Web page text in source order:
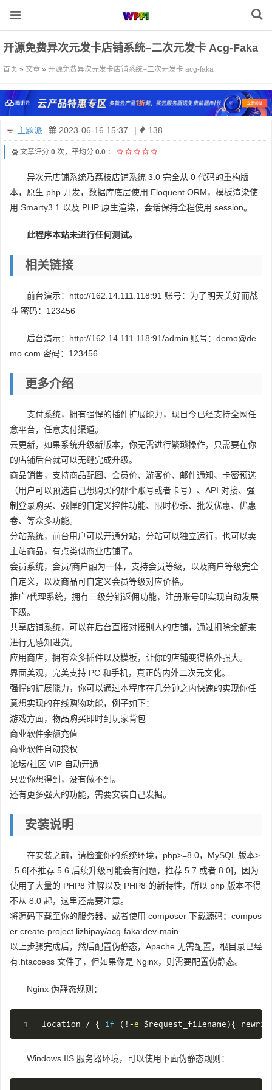
开源免费异次元发卡店铺系统–二次元发卡 Acg-Faka
首页 » 文章 » 开源免费异次元发卡店铺系统–二次元发卡 acg-faka
主题派 2023-06-16 15:37 | 138
文章评分 0 次，平均分 0.0 ：
异次元店铺系统乃荔枝店铺系统 3.0 完全从 0 代码的重构版
本，原生 php 开发，数据库底层使用 Eloquent ORM，模板渲染使
用 Smarty3.1 以及 PHP 原生渲染，会话保持全程使用 session。
此程序本站未进行任何测试。
相关链接
前台演示：http://162.14.111.118:91 账号：为了明天美好而战
斗 密码：123456
后台演示：http://162.14.111.118:91/admin 账号：demo@de
mo.com 密码：123456
更多介绍
支付系统，拥有强悍的插件扩展能力，现目今已经支持全网任
意平台，任意支付渠道。
云更新，如果系统升级新版本，你无需进行繁琐操作，只需要在你
的店铺后台就可以无缝完成升级。
商品销售，支持商品配图、会员价、游客价、邮件通知、卡密预选
（用户可以预选自己想购买的那个账号或者卡号）、API 对接、强
制登录购买、强悍的自定义控件功能、限时秒杀、批发优惠、优惠
卷、等众多功能。
分站系统，前台用户可以开通分站，分站可以独立运行，也可以卖
主站商品，有点类似商业店铺了。
会员系统，会员/商户融为一体，支持会员等级，以及商户等级完全
自定义，以及商品可自定义会员等级对应价格。
推广/代理系统，拥有三级分销返佣功能，注册账号即实现自动发展
下级。
共享店铺系统，可以在后台直接对接别人的店铺，通过扣除余额来
进行无感知进货。
应用商店，拥有众多插件以及模板，让你的店铺变得格外强大。
界面美观，完美支持 PC 和手机，真正的内外二次元文化。
强悍的扩展能力，你可以通过本程序在几分钟之内快速的实现你任
意想实现的在线购物功能，例子如下：
游戏方面，物品购买即时到玩家背包
商业软件余额充值
商业软件自动授权
论坛/社区 VIP 自动开通
只要你想得到，没有做不到。
还有更多强大的功能，需要安装自己发掘。
安装说明
在安装之前，请检查你的系统环境，php>=8.0，MySQL 版本>
=5.6[不推荐 5.6 后续升级可能会有问题，推荐 5.7 或者 8.0]，因为
使用了大量的 PHP8 注解以及 PHP8 的新特性，所以 php 版本不得
不从 8.0 起，这里还需要注意。
将源码下载至你的服务器、或者使用 composer 下载源码：compos
er create-project lizhipay/acg-faka:dev-main
以上步骤完成后，然后配置伪静态，Apache 无需配置，根目录已经
有.htaccess 文件了，但如果你是 Nginx，则需要配置伪静态。
Nginx 伪静态规则：
location / { if ( ! -e $request_filename ) {
Windows IIS 服务器环境，可以使用下面伪静态规则：